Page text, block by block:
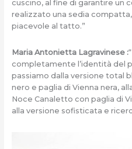
cuscino, al fine di garantire un
realizzato una sedia
piacevole al tatto.”
Maria Antonietta Lagravinese :
completamente l’identità del
passiamo dalla versione total
nero e paglia di Vienna nera,
Noce Canaletto con paglia di
alla versione sofisticata e